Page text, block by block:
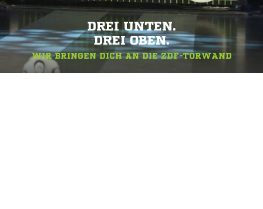
DREI UNTEN.
DREI OBEN.
WIR BRINGEN DICH AN DIE ZDF-TORWAND